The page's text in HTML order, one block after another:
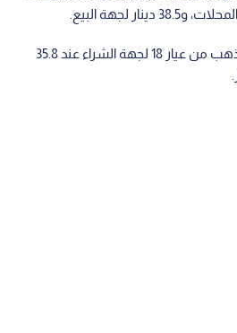
واستقر كذلك سعر غرام الذهب من عيار 18 لجهة الشراء عند 35.8